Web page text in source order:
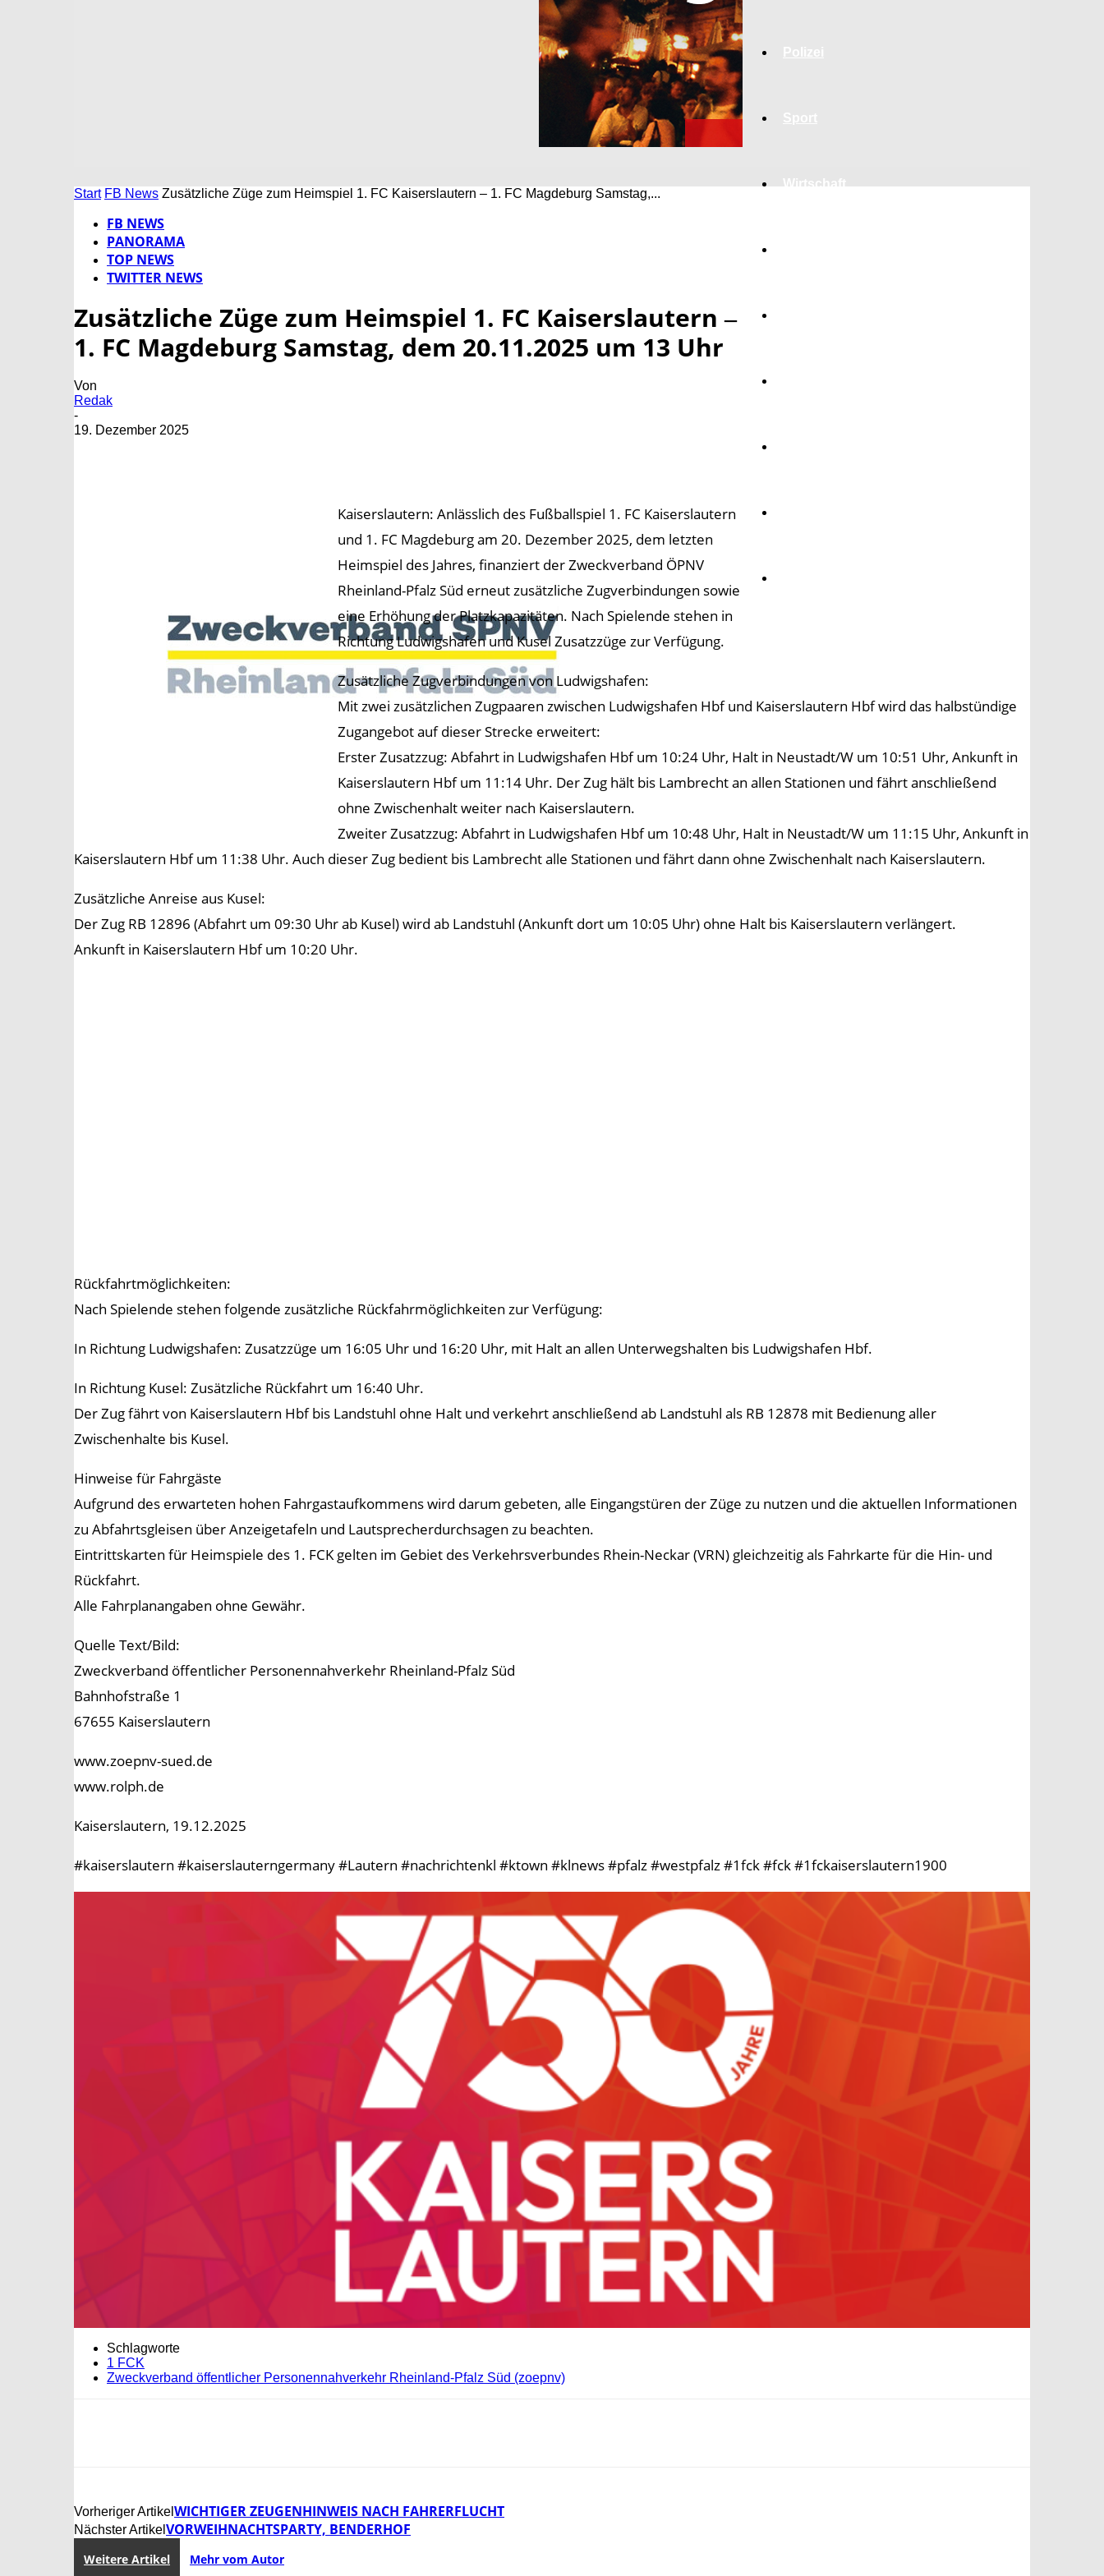
Wirtschaft
Start FB News Zusätzliche Züge zum Heimspiel 1. FC Kaiserslautern ‒ 1. FC Magdeburg Samstag,...
FB NEWS
PANORAMA
TOP NEWS
TWITTER NEWS
Zusätzliche Züge zum Heimspiel 1. FC Kaiserslautern ‒
1. FC Magdeburg Samstag, dem 20.11.2025 um 13 Uhr
Von
Redak
-
19. Dezember 2025
Kaiserslautern: Anlässlich des Fußballspiel 1. FC Kaiserslautern
und 1. FC Magdeburg am 20. Dezember 2025, dem letzten
Heimspiel des Jahres, finanziert der Zweckverband ÖPNV
Rheinland-Pfalz Süd erneut zusätzliche Zugverbindungen sowie
eine Erhöhung der Platzkapazitäten. Nach Spielende stehen in
Richtung Ludwigshafen und Kusel Zusatzzüge zur Verfügung.
Zusätzliche Zugverbindungen von Ludwigshafen:
Mit zwei zusätzlichen Zugpaaren zwischen Ludwigshafen Hbf und Kaiserslautern Hbf wird das halbstündige
Zugangebot auf dieser Strecke erweitert:
Erster Zusatzzug: Abfahrt in Ludwigshafen Hbf um 10:24 Uhr, Halt in Neustadt/W um 10:51 Uhr, Ankunft in
Kaiserslautern Hbf um 11:14 Uhr. Der Zug hält bis Lambrecht an allen Stationen und fährt anschließend
ohne Zwischenhalt weiter nach Kaiserslautern.
Zweiter Zusatzzug: Abfahrt in Ludwigshafen Hbf um 10:48 Uhr, Halt in Neustadt/W um 11:15 Uhr, Ankunft in
Kaiserslautern Hbf um 11:38 Uhr. Auch dieser Zug bedient bis Lambrecht alle Stationen und fährt dann ohne Zwischenhalt nach Kaiserslautern.
Zusätzliche Anreise aus Kusel:
Der Zug RB 12896 (Abfahrt um 09:30 Uhr ab Kusel) wird ab Landstuhl (Ankunft dort um 10:05 Uhr) ohne Halt bis Kaiserslautern verlängert.
Ankunft in Kaiserslautern Hbf um 10:20 Uhr.
Rückfahrtmöglichkeiten:
Nach Spielende stehen folgende zusätzliche Rückfahrmöglichkeiten zur Verfügung:
In Richtung Ludwigshafen: Zusatzzüge um 16:05 Uhr und 16:20 Uhr, mit Halt an allen Unterwegshalten bis Ludwigshafen Hbf.
In Richtung Kusel: Zusätzliche Rückfahrt um 16:40 Uhr.
Der Zug fährt von Kaiserslautern Hbf bis Landstuhl ohne Halt und verkehrt anschließend ab Landstuhl als RB 12878 mit Bedienung aller
Zwischenhalte bis Kusel.
Hinweise für Fahrgäste
Aufgrund des erwarteten hohen Fahrgastaufkommens wird darum gebeten, alle Eingangstüren der Züge zu nutzen und die aktuellen Informationen
zu Abfahrtsgleisen über Anzeigetafeln und Lautsprecherdurchsagen zu beachten.
Eintrittskarten für Heimspiele des 1. FCK gelten im Gebiet des Verkehrsverbundes Rhein-Neckar (VRN) gleichzeitig als Fahrkarte für die Hin- und
Rückfahrt.
Alle Fahrplanangaben ohne Gewähr.
Quelle Text/Bild:
Zweckverband öffentlicher Personennahverkehr Rheinland-Pfalz Süd
Bahnhofstraße 1
67655 Kaiserslautern
www.zoepnv-sued.de
www.rolph.de
Kaiserslautern, 19.12.2025
#kaiserslautern #kaiserslauterngermany #Lautern #nachrichtenkl #ktown #klnews #pfalz #westpfalz #1fck #fck #1fckaiserslautern1900
Schlagworte
1 FCK
Zweckverband öffentlicher Personennahverkehr Rheinland-Pfalz Süd (zoepnv)
Vorheriger Artikel WICHTIGER ZEUGENHINWEIS NACH FAHRERFLUCHT
Nächster Artikel VORWEIHNACHTSPARTY, BENDERHOF
Weitere Artikel Mehr vom Autor